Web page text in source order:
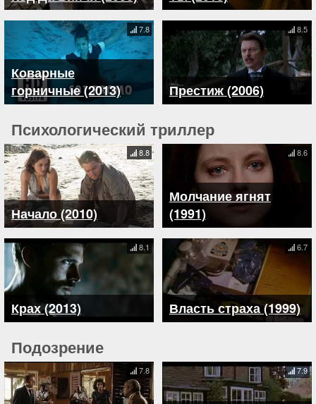
Коварные
горничные (2013)
7.8
Престиж (2006)
8.5
Психологический триллер
Начало (2010)
8.8
Молчание ягнят
(1991)
8.6
Крах (2013)
8.1
Власть страха (1999)
6.7
Подозрение
7.8 7.9